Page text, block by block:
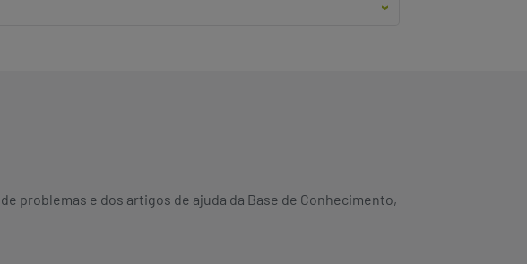
problemas e dos artigos de ajuda da Base de Conhecimento,